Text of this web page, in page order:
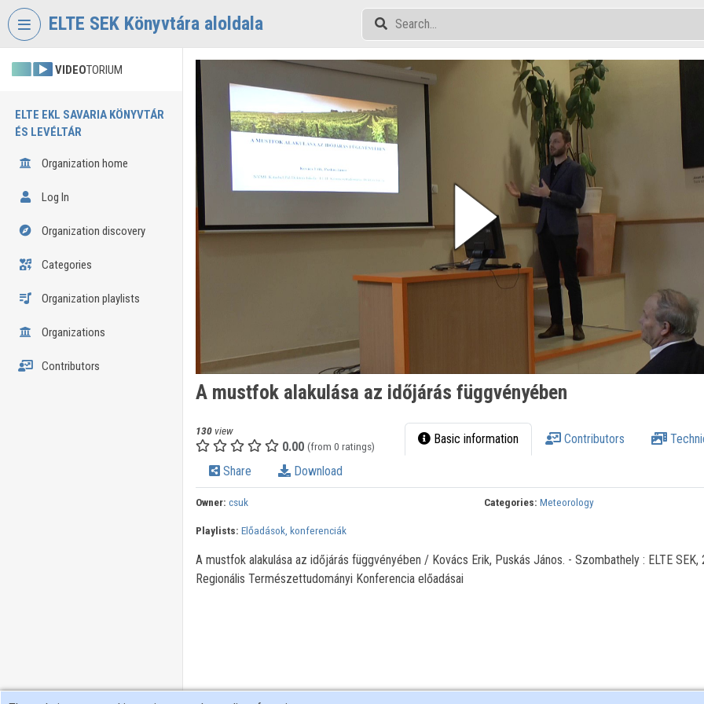
Skip header
ELTE SEK Könyvtára aloldala
VIDEOTORIUM
ELTE EKL SAVARIA KÖNYVTÁR
ÉS LEVÉLTÁR
Organization home
Log In
Organization discovery
Categories
Organization playlists
Organizations
Contributors
A mustfok alakulása az időjárás függvényében
130view
0.00 (from 0 ratings) Basic information Contributors
Share Download
Owner: csuk Categories: Meteorology
Playlists: Előadások, konferenciák
A mustfok alakulása az időjárás függvényében / Kovács Erik, Puskás János. - Szombathely : ELTE SEK,
Regionális Természettudományi Konferencia előadásai